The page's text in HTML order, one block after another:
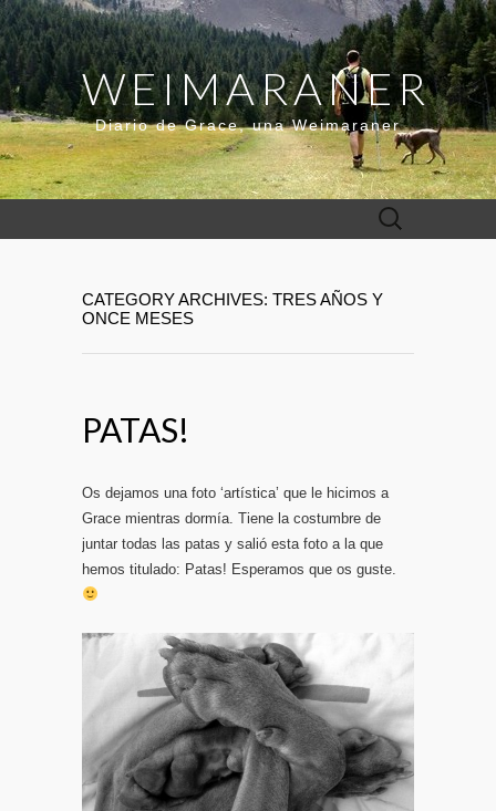
WEIMARANER
Diario de Grace, una Weimaraner
Buscar:
CATEGORY ARCHIVES: TRES AÑOS Y
ONCE MESES
PATAS!
Os dejamos una foto ‘artística’ que le hicimos a
Grace mientras dormía. Tiene la costumbre de
juntar todas las patas y salió esta foto a la que
hemos titulado: Patas! Esperamos que os guste.